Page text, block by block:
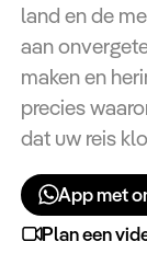
land en de
aan
maken en
precies
dat uw reis
App met
Plan een